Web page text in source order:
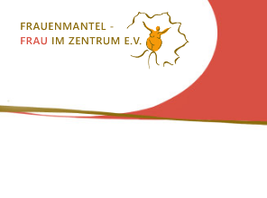
Inhalt